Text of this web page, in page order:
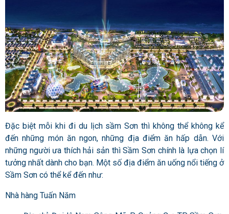
Đặc biệt mỗi khi đi du lịch sầm Sơn thì không thể không kể
đến những món ăn ngon, những địa điểm ăn hấp dẫn. Với
những người ưa thích hải sản thì Sầm Sơn chính là lựa chọn lí
tưởng nhất dành cho bạn. Một số địa điểm ăn uống nổi tiếng ở
Sầm Sơn có thể kể đến như:
Nhà hàng Tuấn Năm